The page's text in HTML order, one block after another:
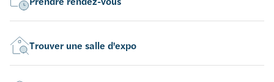
Trouver une salle d'expo